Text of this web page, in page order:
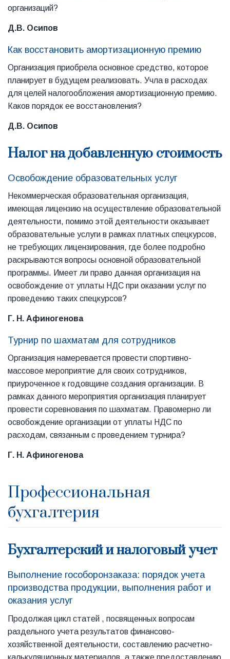
организаций?
Д.В. Осипов
Как восстановить амортизационную премию
Организация приобрела основное средство, которое
планирует в будущем реализовать. Учла в расходах
для целей налогообложения амортизационную премию.
Каков порядок ее восстановления?
Д.В. Осипов
Налог на добавленную стоимость
Освобождение образовательных услуг
Некоммерческая образовательная организация,
имеющая лицензию на осуществление образовательной
деятельности, помимо этой деятельности оказывает
образовательные услуги в рамках платных спецкурсов,
не требующих лицензирования, где более подробно
раскрываются вопросы основной образовательной
программы. Имеет ли право данная организация на
освобождение от уплаты НДС при оказании услуг по
проведению таких спецкурсов?
Г. Н. Афиногенова
Турнир по шахматам для сотрудников
Организация намеревается провести спортивно-
массовое мероприятие для своих сотрудников,
приуроченное к годовщине создания организации. В
рамках данного мероприятия организация планирует
провести соревнования по шахматам. Правомерно ли
освобождение организации от уплаты НДС по
расходам, связанным с проведением турнира?
Г. Н. Афиногенова
Профессиональная
бухгалтерия
Бухгалтерский и налоговый учет
Выполнение гособоронзаказа: порядок учета
производства продукции, выполнения работ и
оказания услуг
Продолжая цикл статей , посвященных вопросам
раздельного учета результатов финансово-
хозяйственной деятельности, составлению расчетно-
калькуляционных материалов, а также предоставлению